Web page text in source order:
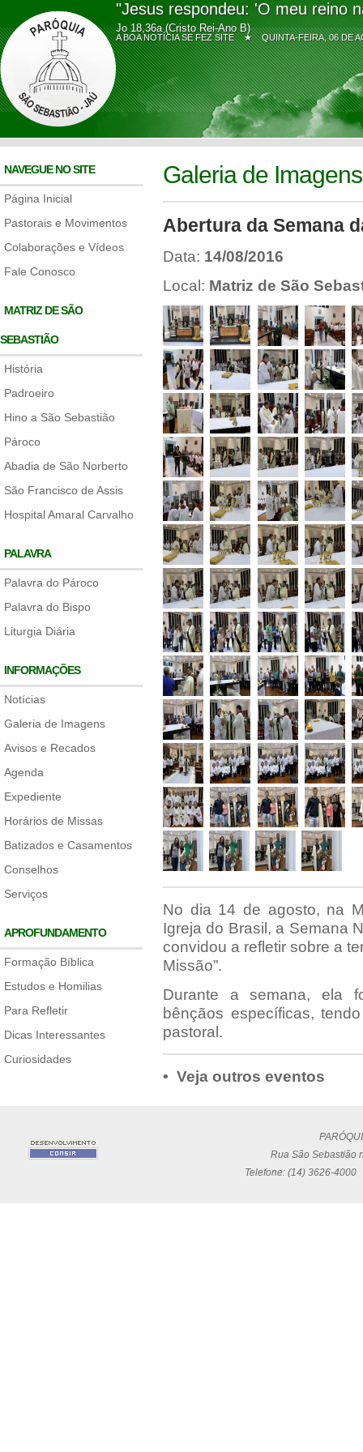
"Jesus respondeu: 'O meu reino
Jo 18,36a (Cristo Rei-Ano B)
A BOA NOTÍCIA SE FEZ SITE ★QUINTA-FEIRA, 06 DE
NAVEGUE NO SITE
Página Inicial
Pastorais e Movimentos
Colaborações e Vídeos
Fale Conosco
MATRIZ DE SÃO
SEBASTIÃO
História
Padroeiro
Hino a São Sebastião
Pároco
Abadia de São Norberto
São Francisco de Assis
Hospital Amaral Carvalho
PALAVRA
Palavra do Pároco
Palavra do Bispo
Liturgia Diária
INFORMAÇÕES
Notícias
Galeria de Imagens
Avisos e Recados
Agenda
Expediente
Horários de Missas
Batizados e Casamentos
Conselhos
Serviços
APROFUNDAMENTO
Formação Bíblica
Estudos e Homilias
Para Refletir
Dicas Interessantes
Curiosidades
Galeria de Imagens
Abertura da Semana
Data: 14/08/2016
Local: Matriz de São
No dia 14 de agosto, na
Igreja do Brasil, a Semana
convidou a refletir sobre a
Missão”.
Durante a semana, ela
bênçãos específicas,
pastoral.
• Veja outros eventos
Rua São Sebastião
Telefone: (14) 3626-